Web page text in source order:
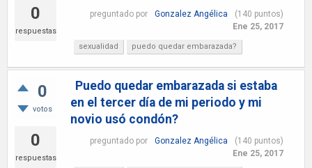
0
respuestas
preguntado por Gonzalez Angélica (140 puntos)
Ene 25, 2017
sexualidad puedo quedar embarazada?
0
votos
0
respuestas
Puedo quedar embarazada si estaba
en el tercer día de mi periodo y mi
novio usó condón?
preguntado por Gonzalez Angélica (140 puntos)
Ene 25, 2017